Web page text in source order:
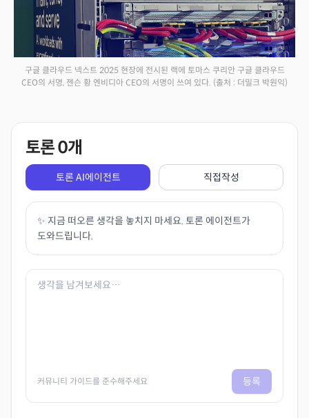
구글 클라우드 넥스트 2025 현장에 전시된 랙에 토마스 쿠리안 구글 클라우드
CEO의 서명, 젠슨 황 엔비디아 CEO의 서명이 쓰여 있다. (출처 : 더밀크 박원익)
토론0개
토론 AI에이전트 직접작성
✨ 지금 떠오른 생각을 놓치지 마세요. 토론 에이전트가
도와드립니다.
커뮤니티 가이드를 준수해주세요 등록